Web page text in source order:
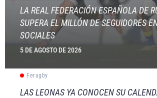
LA REAL FEDERACIÓN ESPAÑOLA DE
SUPERA EL MILLÓN DE SEGUIDORES
SOCIALES
5 DE AGOSTO DE 2026
Ferugby
LAS LEONAS YA CONOCEN SU